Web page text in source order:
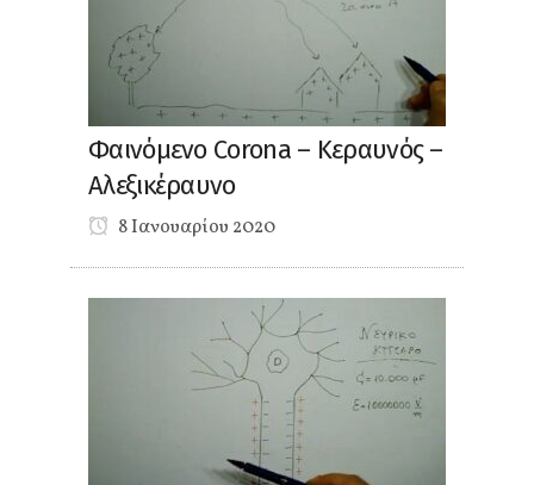
Φαινόμενο Corona – Κεραυνός –
Αλεξικέραυνο
8 Ιανουαρίου 2020